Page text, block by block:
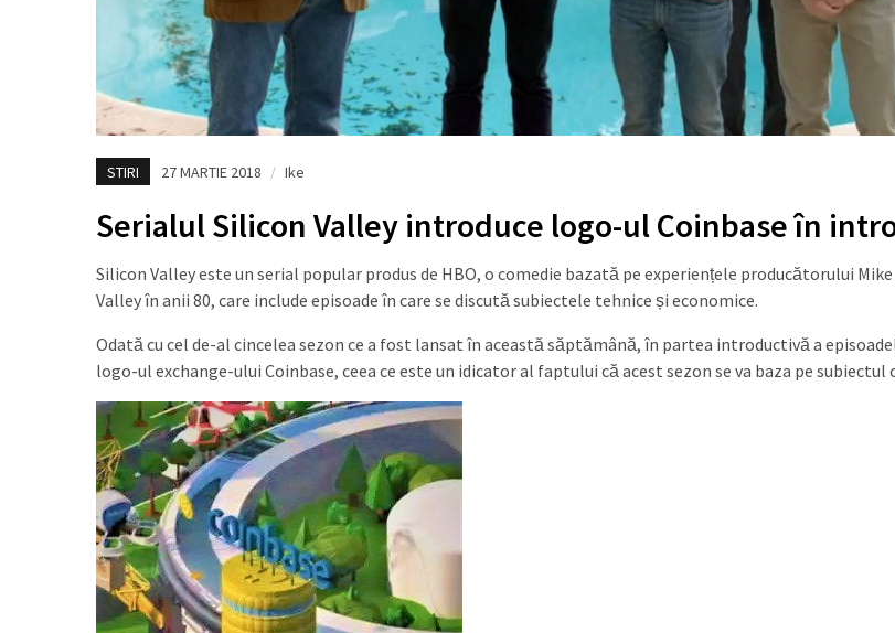
STIRI 27 MARTIE 2018 / Ike
Serialul Silicon Valley introduce logo-ul Coinbase în
Silicon Valley este un serial popular produs de HBO, o comedie bazată pe experiențele producătorului
Valley în anii 80, care include episoade în care se discută subiectele tehnice și economice.
Odată cu cel de-al cincelea sezon ce a fost lansat în această săptămână, în partea introductivă a
logo-ul exchange-ului Coinbase, ceea ce este un idicator al faptului că acest sezon se va baza pe